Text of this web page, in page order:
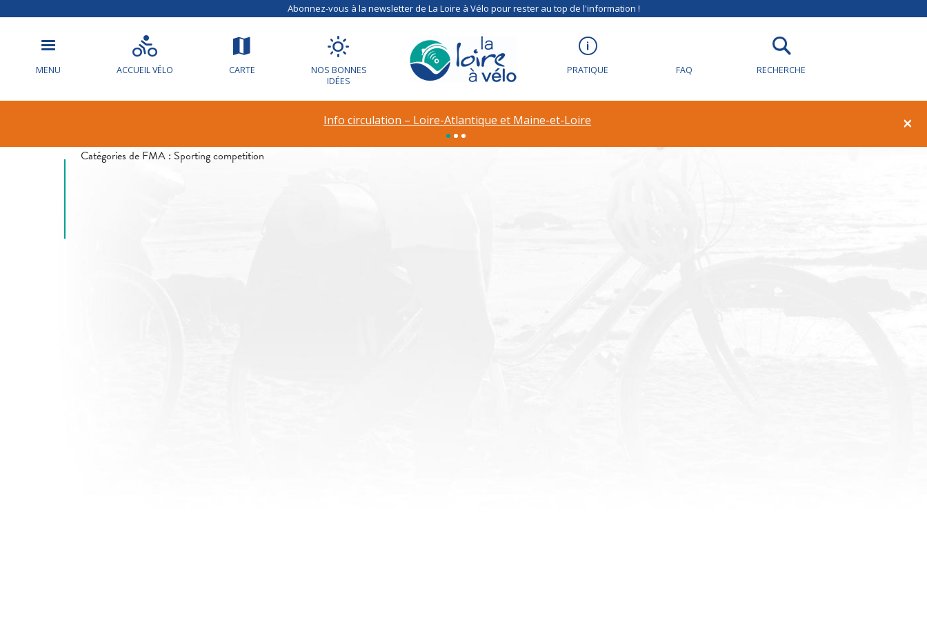
Abonnez-vous à la newsletter de La Loire à Vélo pour rester au top de l'information !
MENU ACCUEIL VÉLO CARTE
NOS BONNES
IDÉES
PRATIQUE FAQ RECHERCHE
×
Info circulation – Loire-Atlantique et Maine-et-Loire
Info circulation – Déviation à Rilly-sur-Loire
Catégories de FMA : Sporting competition